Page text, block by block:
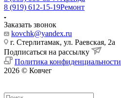
8 (919) 612-15-19Ремонт
Заказать звонок
kovchk@yandex.ru
г. Стерлитамак, ул. Раевская, 2а
Подписаться на рассылку
Политика конфиденциальности
2026 © Ковчег